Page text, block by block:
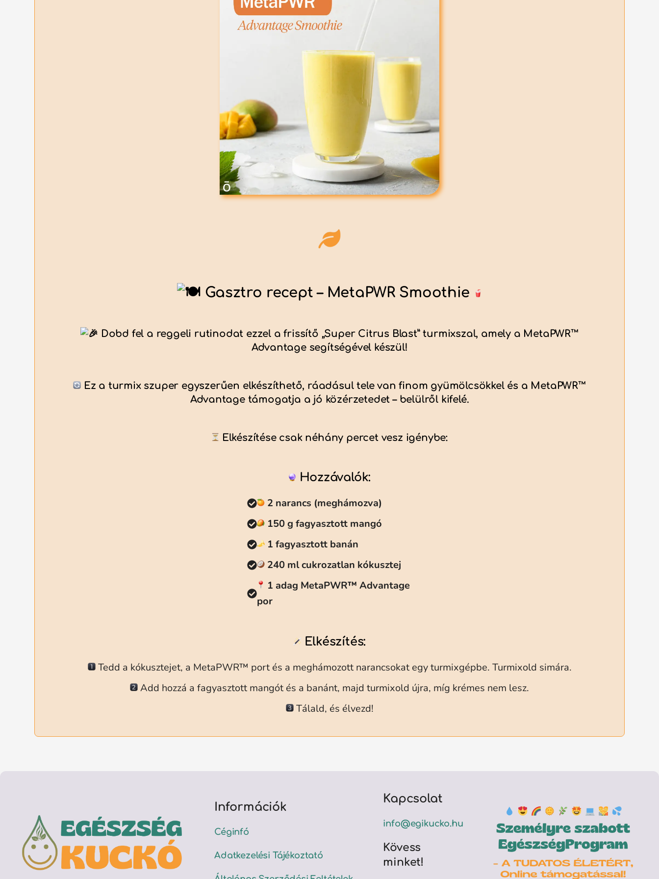
Gasztro recept – MetaPWR Smoothie
Dobd fel a reggeli rutinodat ezzel a frissítő „Super Citrus Blast” turmixszal, amely a MetaPWR™
Advantage segítségével készül!
Ez a turmix szuper egyszerűen elkészíthető, ráadásul tele van finom gyümölcsökkel és a MetaPWR™
Advantage támogatja a jó közérzetedet – belülről kifelé.
Elkészítése csak néhány percet vesz igénybe:
Hozzávalók:
2 narancs (meghámozva)
150 g fagyasztott mangó
1 fagyasztott banán
240 ml cukrozatlan kókusztej
1 adag MetaPWR™ Advantage
por
Elkészítés:
Tedd a kókusztejet, a MetaPWR™ port és a meghámozott narancsokat egy turmixgépbe. Turmixold simára.
Add hozzá a fagyasztott mangót és a banánt, majd turmixold újra, míg krémes nem lesz.
Tálald, és élvezd!
Információk
Céginfó
Adatkezelési Tájékoztató
Kapcsolat
info@egikucko.hu
Kövess
minket!